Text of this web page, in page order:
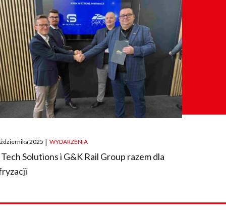
2025 | WYDARZENIA
Tech Solutions i G&K Rail Group razem dla